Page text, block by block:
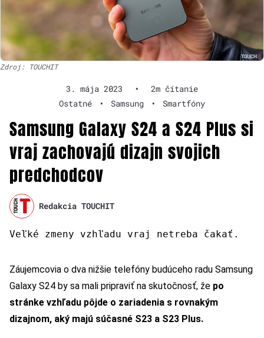
Zdroj: TOUCHIT
3. mája 2023 •
2m čítanie
Ostatné
• Samsung • Smartfóny
Samsung Galaxy S24 a S24 Plus si
vraj zachovajú dizajn svojich
predchodcov
Redakcia TOUCHIT
Veľké zmeny vzhľadu vraj netreba čakať.
Záujemcovia o dva nižšie telefóny budúceho radu Samsung
Galaxy S24 by sa mali pripraviť na skutočnosť, že po
stránke vzhľadu pôjde o zariadenia s rovnakým
dizajnom, aký majú súčasné S23 a S23 Plus.